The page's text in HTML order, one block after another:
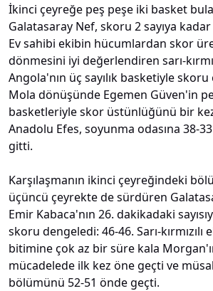
İkinci çeyreğe peş peşe iki basket
Galatasaray Nef, skoru 2 sayıya
Ev sahibi ekibin hücumlardan skor
dönmesini iyi değerlendiren sarı-
Angola'nın üç sayılık basketiyle
Mola dönüşünde Egemen Güven'in
basketleriyle skor üstünlüğünü bir
Anadolu Efes, soyunma odasına 38-
gitti.
Karşılaşmanın ikinci çeyreğindeki
üçüncü çeyrekte de sürdüren
Emir Kabaca'nın 26. dakikadaki
skoru dengeledi: 46-46. Sarı-kırmızılı
bitimine çok az bir süre kala
mücadelede ilk kez öne geçti ve
bölümünü 52-51 önde geçti.